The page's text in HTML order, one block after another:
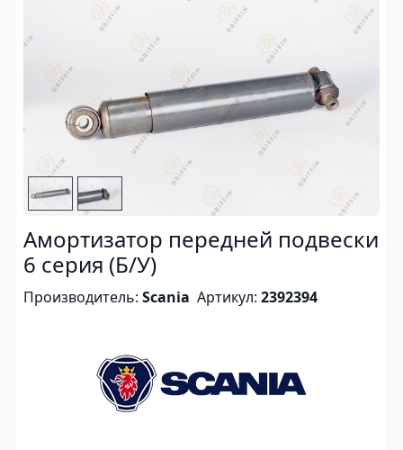
Амортизатор передней подвески
6 серия (Б/У)
Производитель: Scania Артикул: 2392394